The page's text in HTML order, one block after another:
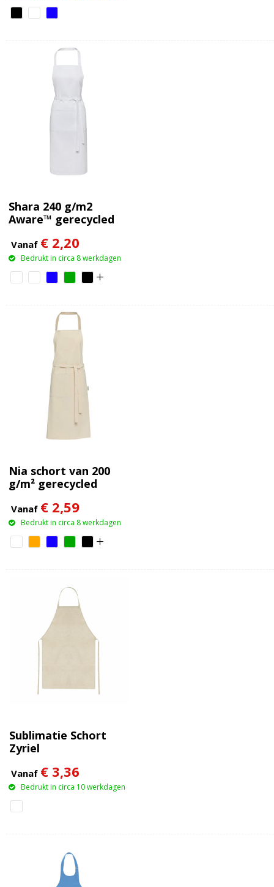
Shara 240 g/m2
Aware™ gerecycled
Vanaf € 2,20
Bedrukt in circa 8 werkdagen
Nia schort van 200
g/m² gerecycled
Vanaf € 2,59
Bedrukt in circa 8 werkdagen
Sublimatie Schort
Zyriel
Vanaf € 3,36
Bedrukt in circa 10 werkdagen